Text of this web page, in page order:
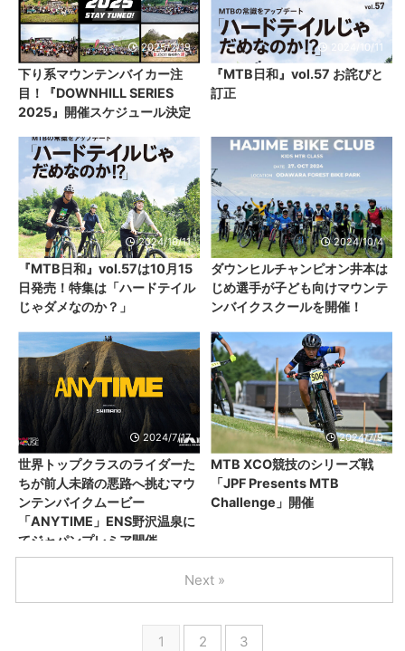
2025/2/19
下り系マウンテンバイカー注
目！『DOWNHILL SERIES
2025』開催スケジュール決定
2024/10/11
『MTB日和』vol.57 お詫びと
訂正
2024/10/11
『MTB日和』vol.57は10月15
日発売！特集は「ハードテイル
じゃダメなのか？」
2024/10/4
ダウンヒルチャンピオン井本は
じめ選手が子ども向けマウンテ
ンバイクスクールを開催！
2024/7/17
世界トップクラスのライダーた
ちが前人未踏の悪路へ挑むマウ
ンテンバイクムービー
「ANYTIME」ENS野沢温泉に
てジャパンプレミア開催
2024/7/9
MTB XCO競技のシリーズ戦
「JPF Presents MTB
Challenge」開催
1 2 3
Next »